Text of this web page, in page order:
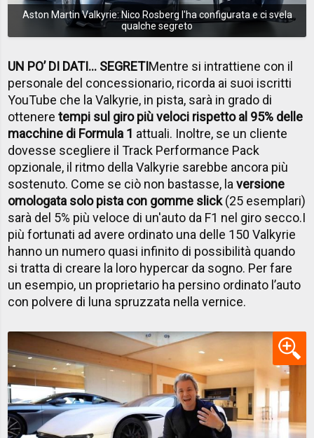
Aston Martin Valkyrie: Nico Rosberg l'ha configurata e ci svela
qualche segreto
UN PO’ DI DATI... SEGRETIMentre si intrattiene con il
personale del concessionario, ricorda ai suoi iscritti
YouTube che la Valkyrie, in pista, sarà in grado di
otteneretempi sul giro più veloci rispetto al 95% delle
macchine di Formula 1 attuali. Inoltre, se un cliente
dovesse scegliere il Track Performance Pack
opzionale, il ritmo della Valkyrie sarebbe ancora più
sostenuto. Come se ciò non bastasse, laversione
omologata solo pista con gomme slick(25 esemplari)
sarà del 5% più veloce di un'auto da F1 nel giro secco.I
più fortunati ad avere ordinato una delle 150 Valkyrie
hanno un numero quasi infinito di possibilità quando
si tratta di creare la loro hypercar da sogno. Per fare
un esempio, un proprietario ha persino ordinato l’auto
con polvere di luna spruzzata nella vernice.